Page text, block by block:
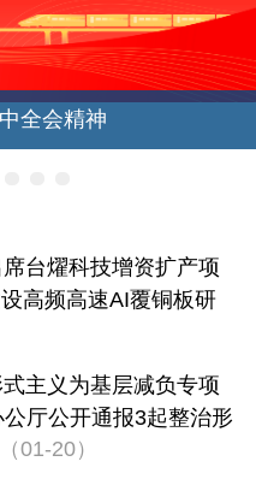
全会精神
台燿科技增资扩产项
高频高速AI覆铜板研
主义为基层减负专项
厅公开通报3起整治形
（01-20）